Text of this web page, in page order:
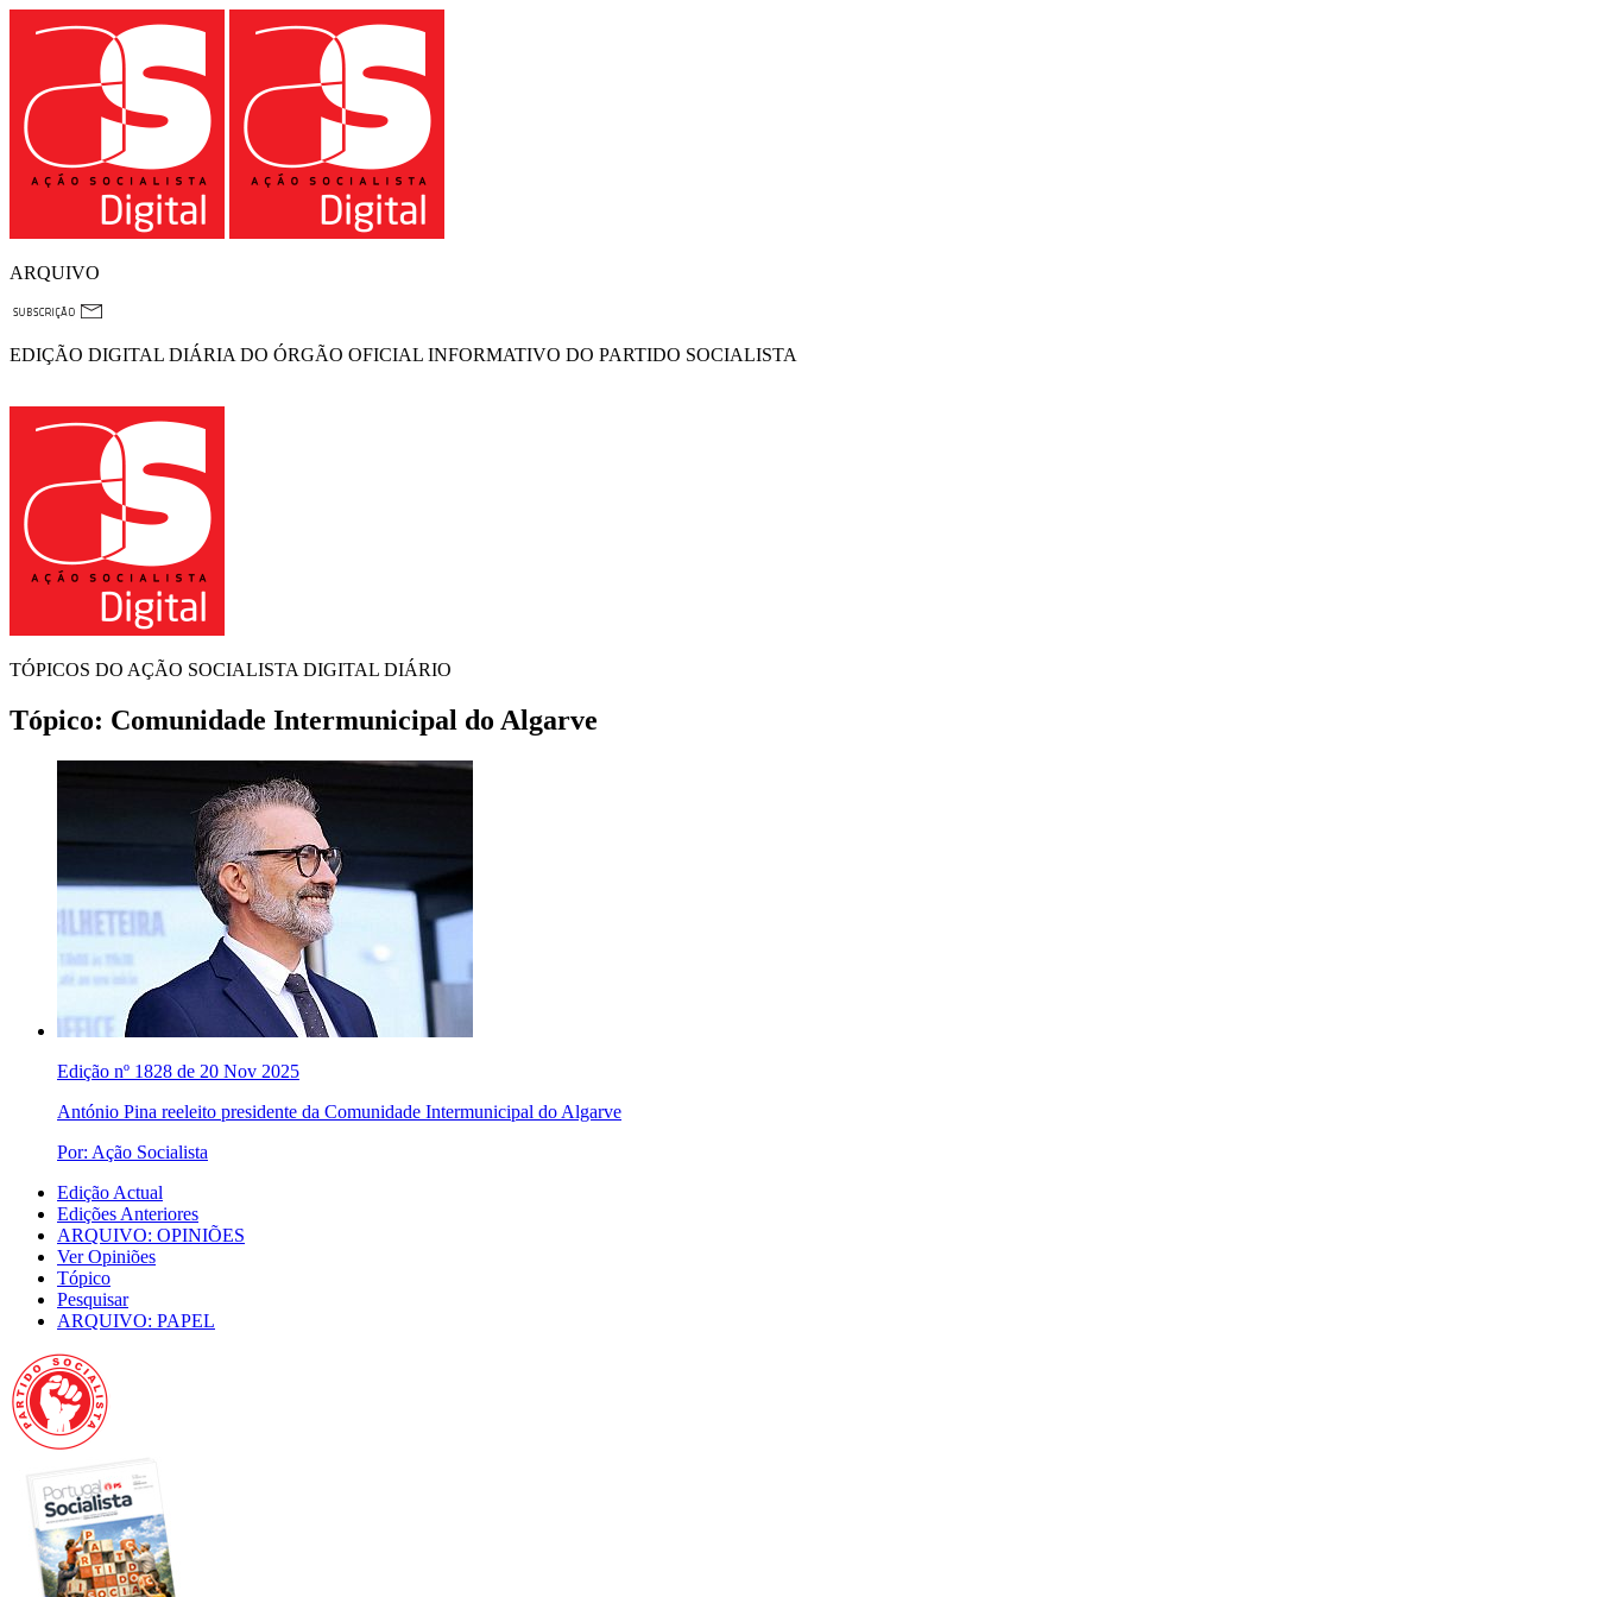
ARQUIVO
EDIÇÃO DIGITAL DIÁRIA DO ÓRGÃO OFICIAL INFORMATIVO DO PARTIDO SOCIALISTA
TÓPICOS DO AÇÃO SOCIALISTA DIGITAL DIÁRIO
Tópico: Comunidade Intermunicipal do Algarve
Edição nº 1828 de 20 Nov 2025
António Pina reeleito presidente da Comunidade Intermunicipal do Algarve
Por: Ação Socialista
Edição Actual
Edições Anteriores
ARQUIVO: OPINIÕES
Ver Opiniões
Tópico
Pesquisar
ARQUIVO: PAPEL